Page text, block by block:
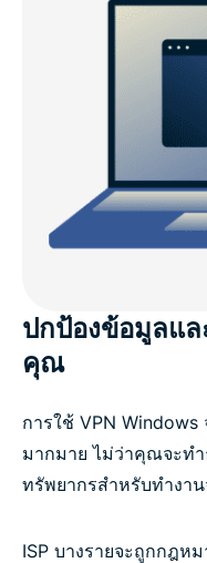
ExpressVPN vs. VPN
ทำไมคุณต้องใช้
คุณสมบัติ
คนอื่น ๆ พูดถึง
คำถามที่พบบ่อย :
ลองใช้ ExpressVPN
ปกป้องข้อมูลแ
คุณ
การใช้ VPN
มากมาย ไม่ว่าคุณจะทำ
ทรัพยากรสำหรับทำงา
ISP บางรายจะถูกกฎห